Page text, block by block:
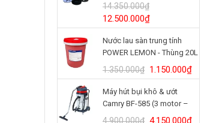
14.350.000₫
Giá
gốc
là:
14.350.000₫.
12.500.000₫Giá
hiện
tại
là:
12.500.000₫.
Nước lau sàn trung tính
POWER LEMON - Thùng 20L
1.350.000₫ Giá
gốc
là:
1.350.000₫.
1.150.000₫Giá
hiện
Máy hút bụi khô & ướt
Camry BF-585 (3 motor –
80L)
4.900.000₫ Giá
4.150.000₫Giá